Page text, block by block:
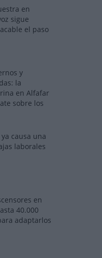
en
sigue
el paso
y
la
en Alfafar
sobre los
ya causa una
laborales
en
40.000
adaptarlos